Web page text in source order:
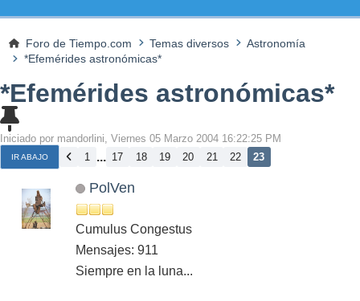
Foro de Tiempo.com Temas diversos
Astronomía
*Efemérides astronómicas*
*Efemérides astronómicas*
Iniciado por mandorlini, Viernes 05 Marzo 2004 16:22:25 PM
IR ABAJO 1 ... 17 18 19 20 21 22 23
PolVen
Cumulus Congestus
Mensajes: 911
Siempre en la luna...